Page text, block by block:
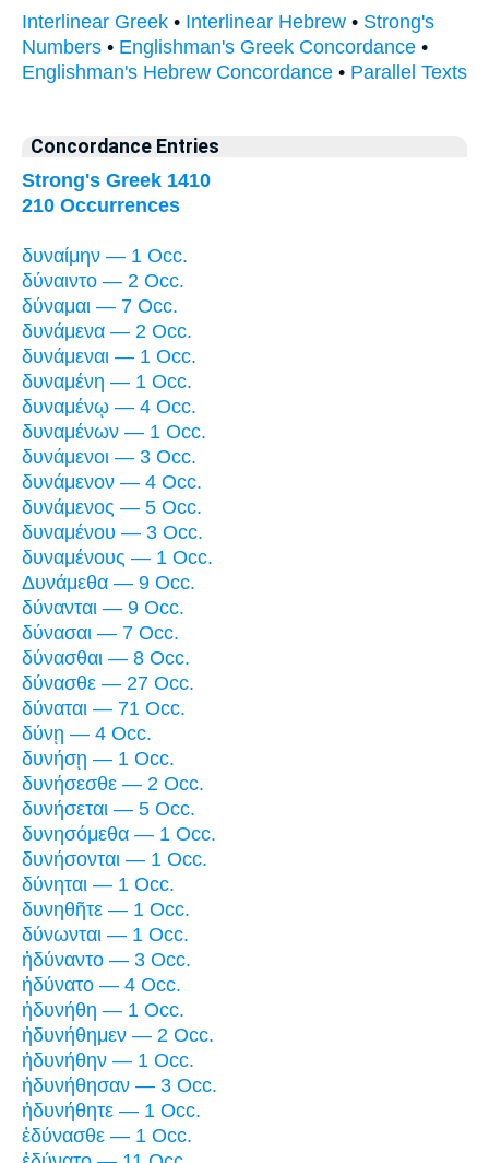
Interlinear Greek • Interlinear Hebrew • Strong's
Numbers • Englishman's Greek Concordance •
Englishman's Hebrew Concordance • Parallel Texts
Concordance Entries
Strong's Greek 1410
210 Occurrences
δυναίμην — 1 Occ.
δύναιντο — 2 Occ.
δύναμαι — 7 Occ.
δυνάμενα — 2 Occ.
δυνάμεναι — 1 Occ.
δυναμένη — 1 Occ.
δυναμένῳ — 4 Occ.
δυναμένων — 1 Occ.
δυνάμενοι — 3 Occ.
δυνάμενον — 4 Occ.
δυνάμενος — 5 Occ.
δυναμένου — 3 Occ.
δυναμένους — 1 Occ.
Δυνάμεθα — 9 Occ.
δύνανται — 9 Occ.
δύνασαι — 7 Occ.
δύνασθαι — 8 Occ.
δύνασθε — 27 Occ.
δύναται — 71 Occ.
δύνῃ — 4 Occ.
δυνήσῃ — 1 Occ.
δυνήσεσθε — 2 Occ.
δυνήσεται — 5 Occ.
δυνησόμεθα — 1 Occ.
δυνήσονται — 1 Occ.
δύνηται — 1 Occ.
δυνηθῆτε — 1 Occ.
δύνωνται — 1 Occ.
ἠδύναντο — 3 Occ.
ἠδύνατο — 4 Occ.
ἠδυνήθη — 1 Occ.
ἠδυνήθημεν — 2 Occ.
ἠδυνήθην — 1 Occ.
ἠδυνήθησαν — 3 Occ.
ἠδυνήθητε — 1 Occ.
ἐδύνασθε — 1 Occ.